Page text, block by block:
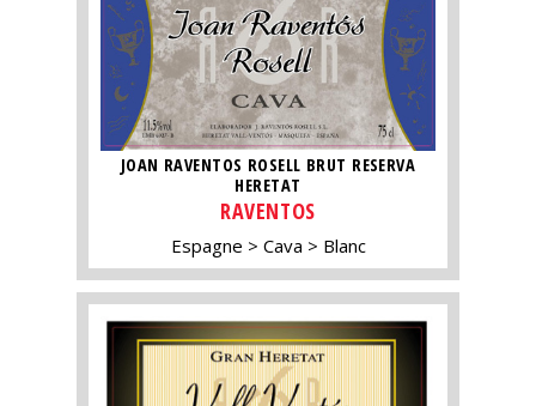
JOAN RAVENTOS ROSELL BRUT RESERVA
HERETAT
RAVENTOS
Espagne Cava Blanc